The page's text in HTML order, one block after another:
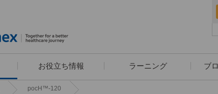
お役立ち情報 ラーニング ブ
pocH™-120